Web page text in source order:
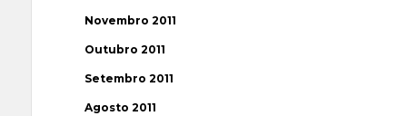
Novembro 2011
Outubro 2011
Setembro 2011
Agosto 2011